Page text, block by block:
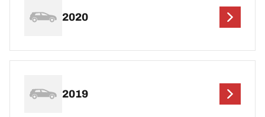
2020
2019